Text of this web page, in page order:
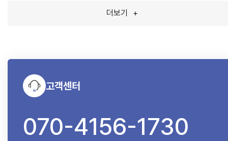
더보기 +
고객센터
070-4156-1730